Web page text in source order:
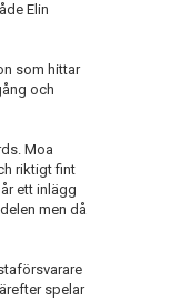
Elin
som hittar
och
Moa
riktigt fint
ett inlägg
men då
spelar